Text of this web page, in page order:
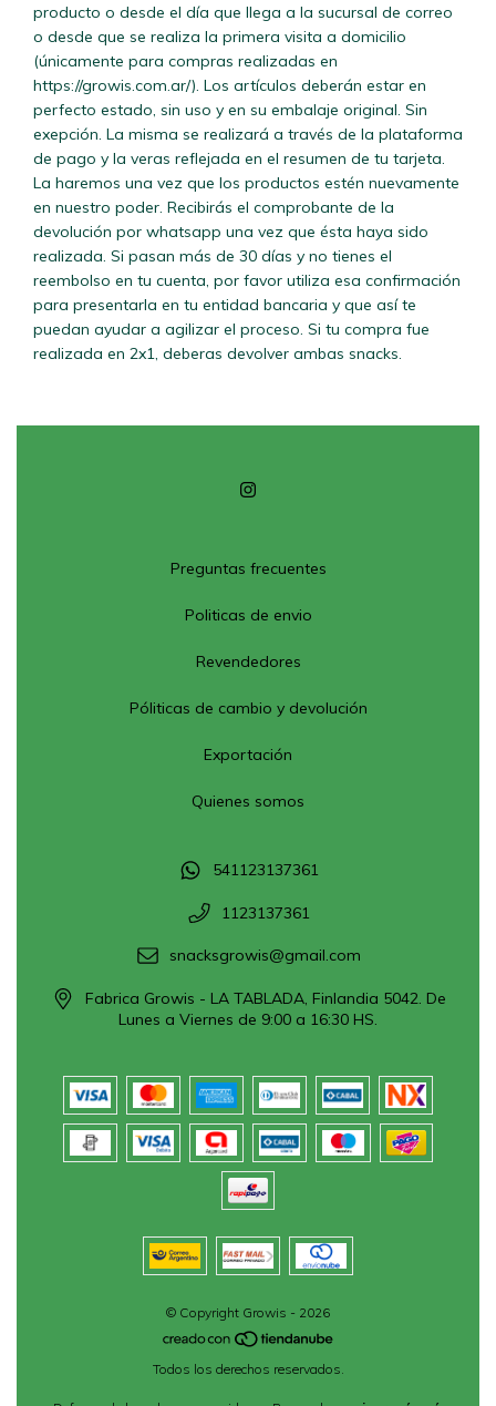
producto o desde el día que llega a la sucursal de correo
o desde que se realiza la primera visita a domicilio
(únicamente para compras realizadas en
https://growis.com.ar/). Los artículos deberán estar en
perfecto estado, sin uso y en su embalaje original. Sin
exepción. La misma se realizará a través de la plataforma
de pago y la veras reflejada en el resumen de tu tarjeta.
La haremos una vez que los productos estén nuevamente
en nuestro poder. Recibirás el comprobante de la
devolución por whatsapp una vez que ésta haya sido
realizada. Si pasan más de 30 días y no tienes el
reembolso en tu cuenta, por favor utiliza esa confirmación
para presentarla en tu entidad bancaria y que así te
puedan ayudar a agilizar el proceso. Si tu compra fue
realizada en 2x1, deberas devolver ambas snacks.
Preguntas frecuentes
Politicas de envio
Revendedores
Póliticas de cambio y devolución
Exportación
Quienes somos
541123137361
1123137361
snacksgrowis@gmail.com
Fabrica Growis - LA TABLADA, Finlandia 5042. De
Lunes a Viernes de 9:00 a 16:30 HS.
© Copyright Growis - 2026
Todos los derechos reservados.